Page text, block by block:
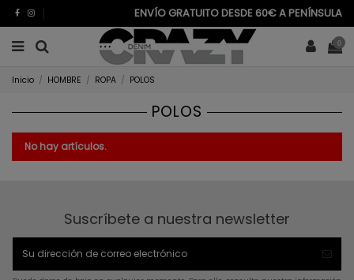
ENVÍO GRATUITO DESDE 60€ A PENÍNSULA
0
Inicio HOMBRE ROPA POLOS
POLOS
No hay artículos.
Suscríbete a nuestra newsletter